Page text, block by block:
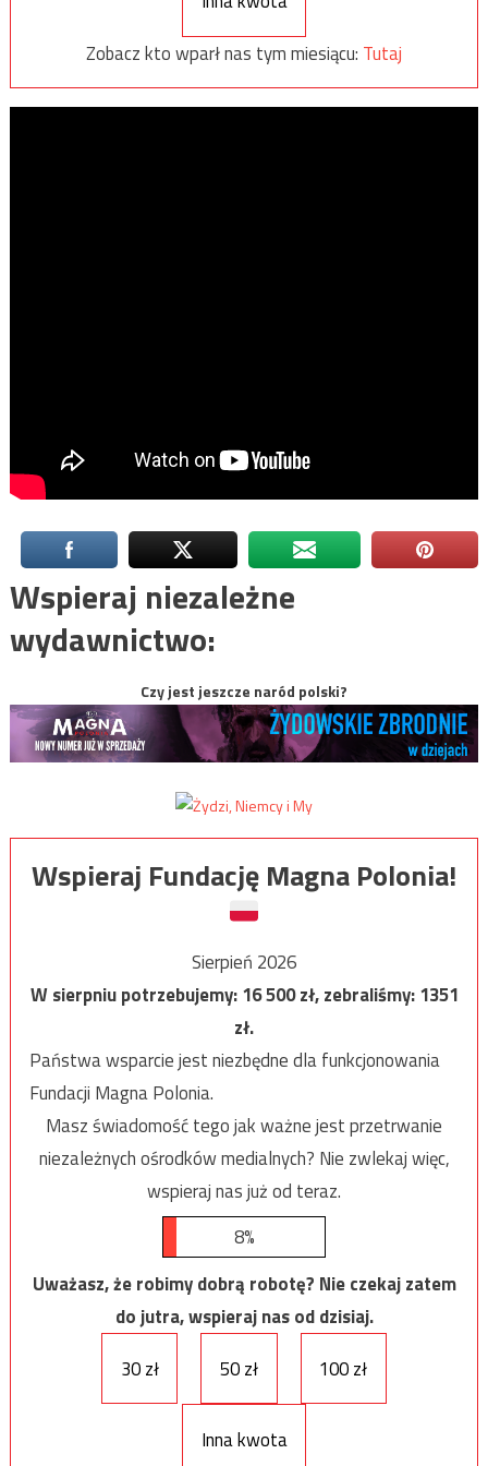
Zobacz kto wparł nas tym miesiącu: Tutaj
Wspieraj niezależne
wydawnictwo:
Czy jest jeszcze naród polski?
Wspieraj Fundację Magna Polonia!
Sierpień 2026
W sierpniu potrzebujemy:16 500zł, zebraliśmy:1351
zł.
Państwa wsparcie jest niezbędne dla funkcjonowania
Fundacji Magna Polonia.
Masz świadomość tego jak ważne jest przetrwanie
niezależnych ośrodków medialnych? Nie zwlekaj więc,
wspieraj nas już od teraz.
8%
Uważasz, że robimy dobrą robotę? Nie czekaj zatem
do jutra, wspieraj nas od dzisiaj.
30 zł
50 zł 100 zł
Inna kwota